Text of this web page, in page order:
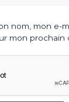
nom, mon e-
mon prochain